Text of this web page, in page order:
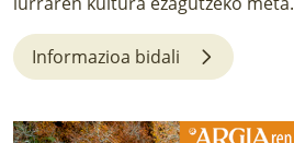
LURRAREN AGENDA
AZOKA
Informazioa bidali